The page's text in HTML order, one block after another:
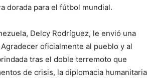
dorada para el fútbol mundial.
Delcy Rodríguez, le envió una
oficialmente al pueblo y al
tras el doble terremoto que
de crisis, la diplomacia humanitaria